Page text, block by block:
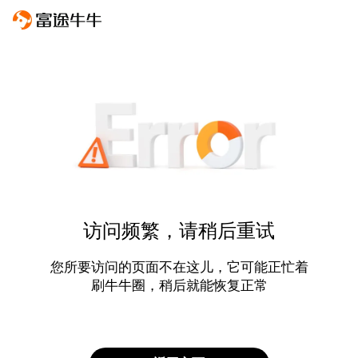
访问频繁，请稍后重试
您所要访问的页面不在这儿，它可能正忙着
刷牛牛圈，稍后就能恢复正常